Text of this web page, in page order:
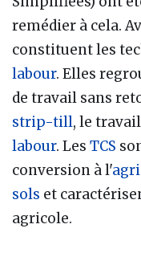
remédier à cela.
constituent les
labour. Elles
de travail sans
strip-till, le
labour. Les TCS
conversion à l'
sols et
agricole.